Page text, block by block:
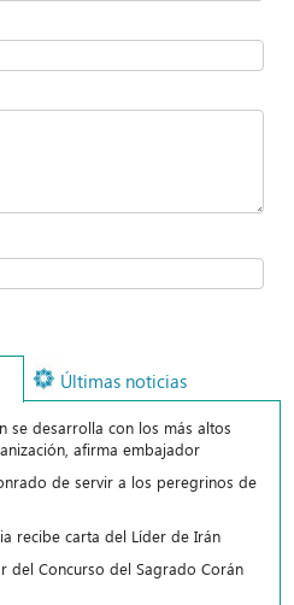
Últimas noticias
se desarrolla con los más altos
afirma embajador
de servir a los peregrinos de
recibe carta del Líder de Irán
del Concurso del Sagrado Corán